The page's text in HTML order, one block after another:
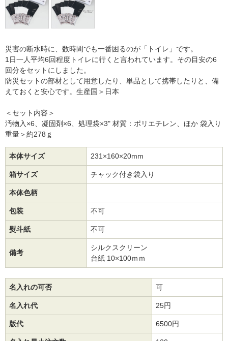
災害の断水時に、数時間でも一番困るのが「トイレ」です。
1日一人平均6回程度トイレに行くと言われています。その目安の6
回分をセットにしました。
防災セットの部材として用意したり、単品として携帯したりと、備
えておくと安心です。生産国＞日本
＜セット内容＞
汚物入×6、凝固剤×6、処理袋×3" 材質：ポリエチレン、ほか 袋入り
重量＞約278ｇ
本体サイズ 231×160×20mm
箱サイズ チャック付き袋入り
本体色柄
包装 不可
熨斗紙 不可
備考
シルクスクリーン
台紙 10×100ｍｍ
名入れの可否 可
名入れ代 25円
版代 6500円